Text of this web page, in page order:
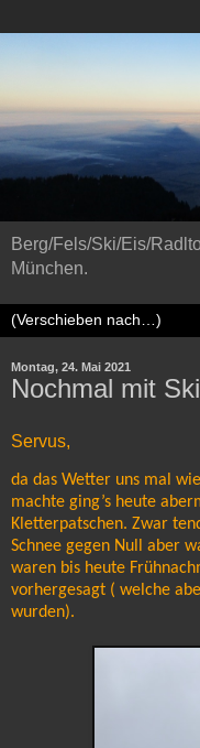
Berg/Fels/Ski/Eis/
München.
Montag, 24. Mai 2021
Nochmal mit
Servus,
da das Wetter uns mal
machte ging’s heute
Kletterpatschen. Zwar
Schnee gegen Null aber
waren bis heute
vorhergesagt ( welche
wurden).